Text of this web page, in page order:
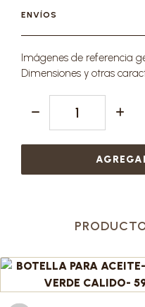
ENVÍOS
Imágenes de referencia
Dimensiones y otras